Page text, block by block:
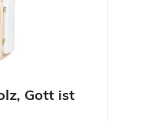
Gott ist